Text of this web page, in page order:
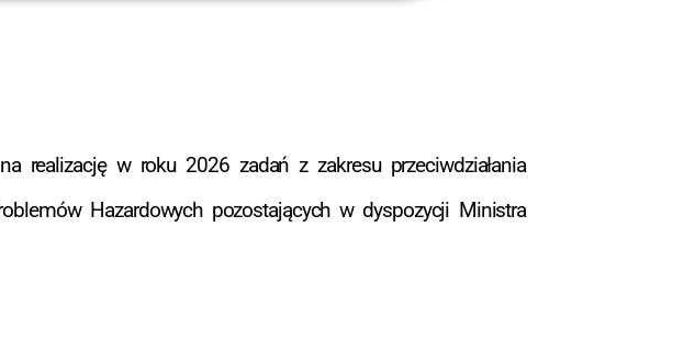
realizację w roku 2026 zadań z zakresu przeciwdziałania
Hazardowych pozostających w dyspozycji Ministra